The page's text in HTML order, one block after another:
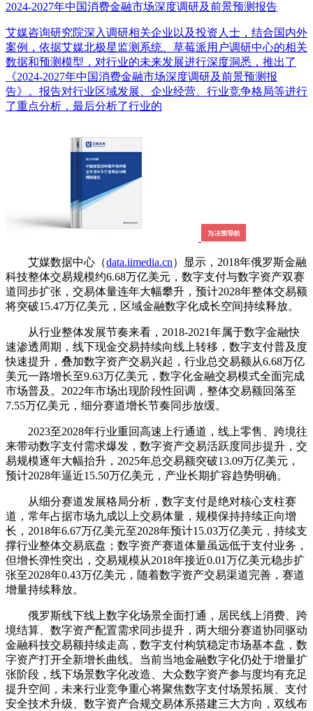
2024-2027年中国消费金融市场深度调研及前景预测报告
艾媒咨询研究院深入调研相关企业以及投资人士，结合国内外
案例，依据艾媒北极星监测系统、草莓派用户调研中心的相关
数据和预测模型，对行业的未来发展进行深度洞悉，推出了
《2024-2027年中国消费金融市场深度调研及前景预测报
告》。报告对行业区域发展、企业经营、行业竞争格局等进行
了重点分析，最后分析了行业的
艾媒数据中心（data.iimedia.cn）显示，2018年俄罗斯金融
科技整体交易规模约6.68万亿美元，数字支付与数字资产双赛
道同步扩张，交易体量连年大幅攀升，预计2028年整体交易额
将突破15.47万亿美元，区域金融数字化成长空间持续释放。
从行业整体发展节奏来看，2018-2021年属于数字金融快
速渗透周期，线下现金交易持续向线上转移，数字支付普及度
快速提升，叠加数字资产交易兴起，行业总交易额从6.68万亿
美元一路增长至9.63万亿美元，数字化金融交易模式全面完成
市场普及。2022年市场出现阶段性回调，整体交易额回落至
7.55万亿美元，细分赛道增长节奏同步放缓。
2023至2028年行业重回高速上行通道，线上零售、跨境往
来带动数字支付需求爆发，数字资产交易活跃度同步提升，交
易规模逐年大幅抬升，2025年总交易额突破13.09万亿美元，
预计2028年逼近15.50万亿美元，产业长期扩容趋势明确。
从细分赛道发展格局分析，数字支付是绝对核心支柱赛
道，常年占据市场九成以上交易体量，规模保持持续正向增
长，2018年6.67万亿美元至2028年预计15.03万亿美元，持续支
撑行业整体交易底盘；数字资产赛道体量虽远低于支付业务，
但增长弹性突出，交易规模从2018年接近0.01万亿美元稳步扩
张至2028年0.43万亿美元，随着数字资产交易渠道完善，赛道
增量持续释放。
俄罗斯线下线上数字化场景全面打通，居民线上消费、跨
境结算、数字资产配置需求同步提升，两大细分赛道协同驱动
金融科技交易额持续走高，数字支付构筑稳定市场基本盘，数
字资产打开全新增长曲线。当前当地金融数字化仍处于增量扩
张阶段，线下场景数字化改造、大众数字资产参与度均有充足
提升空间，未来行业竞争重心将聚焦数字支付场景拓展、支付
安全技术升级、数字资产合规交易体系搭建三大方向，双线布